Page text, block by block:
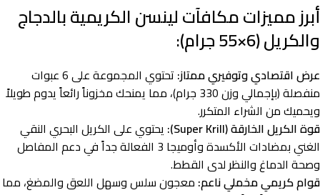
أبرز مميزات مكافآت لينسن الكريمية بالدجاج
والكريل (6×55 جرام):
عرض اقتصادي وتوفيري ممتاز:
تحتوي المجموعة على 6 عبوات
منفصلة (بإجمالي وزن 330 جرام)، مما يمنحك مخزوناً رائعاً يدوم طويلاً
ويحميك من الشراء المتكرر.
قوة الكريل الخارقة (Super Krill):
يحتوي على الكريل البحري النقي
الغني بمضادات الأكسدة وأوميجا 3 الفعالة جداً في دعم المفاصل
وصحة الدماغ والنظر لدى القطط.
قوام كريمي مخملي ناعم: معجون سلس وسهل اللعق والمضغ، مما